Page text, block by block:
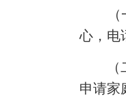
（一
心，电
（二
申请家